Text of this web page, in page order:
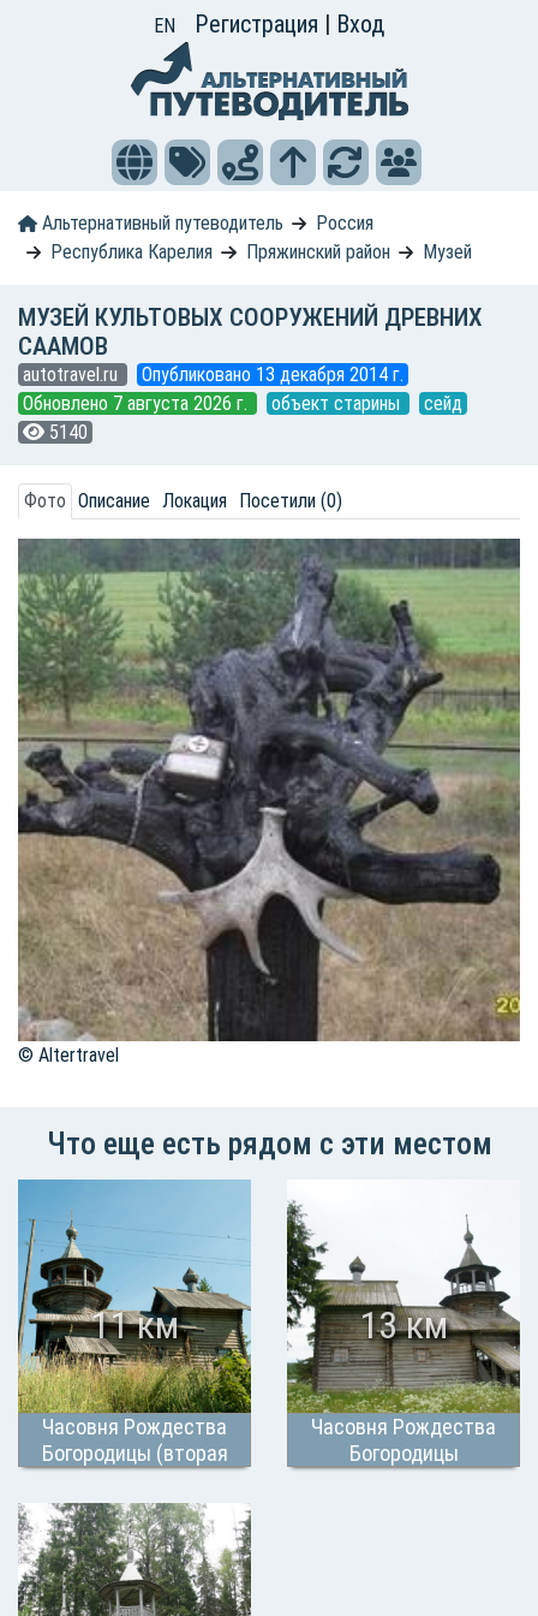
EN Регистрация | Вход
Альтернативный путеводитель
Россия
Республика Карелия
Пряжинский район Музей
МУЗЕЙ КУЛЬТОВЫХ СООРУЖЕНИЙ ДРЕВНИХ
СААМОВ
autotravel.ru
Опубликовано 13 декабря 2014 г.
Обновлено 7 августа 2026 г.
объект старины
сейд
5140
Фото Описание Локация Посетили (0)
© Altertravel
Что еще есть рядом с эти местом
Часовня Рождества
Богородицы (вторая
11 км
Часовня Рождества
Богородицы
13 км